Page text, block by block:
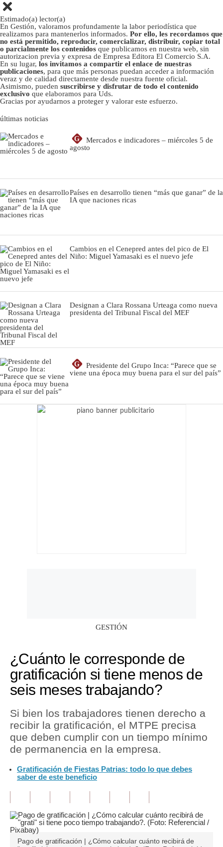
Estimado(a) lector(a)
En Gestión, valoramos profundamente la labor periodística que
realizamos para mantenerlos informados. Por ello, les recordamos que
no está permitido, reproducir, comercializar, distribuir, copiar total
o parcialmente los contenidos que publicamos en nuestra web, sin
autorizacion previa y expresa de Empresa Editora El Comercio S.A.
En su lugar, los invitamos a compartir el enlace de nuestras
publicaciones, para que más personas puedan acceder a información
veraz y de calidad directamente desde nuestra fuente oficial.
Asimismo, pueden suscribirse y disfrutar de todo el contenido
exclusivo que elaboramos para Uds.
Gracias por ayudarnos a proteger y valorar este esfuerzo.
últimas noticias
G
Mercados e indicadores – miércoles 5 de
agosto
Países en desarrollo tienen “más que ganar” de la
IA que naciones ricas
Cambios en el Cenepred antes del pico de El
Niño: Miguel Yamasaki es el nuevo jefe
Designan a Clara Rossana Urteaga como nueva
presidenta del Tribunal Fiscal del MEF
G
Presidente del Grupo Inca: “Parece que se
viene una época muy buena para el sur del país”